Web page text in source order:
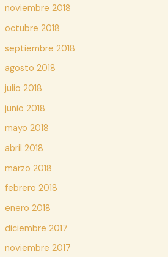
noviembre 2018
octubre 2018
septiembre 2018
agosto 2018
julio 2018
junio 2018
mayo 2018
abril 2018
marzo 2018
febrero 2018
enero 2018
diciembre 2017
noviembre 2017